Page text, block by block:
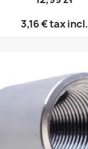
3,16 €tax incl.